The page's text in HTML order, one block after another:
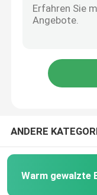
Geschweißtes
ANDERE
Warm gewalzte